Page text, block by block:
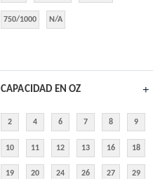
750/1000 N/A
CAPACIDAD EN OZ
2 4 6 7 8 9
10 11 12 13 16 18
19 20 24 26 27 29